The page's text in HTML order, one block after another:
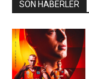
SON HABERLER